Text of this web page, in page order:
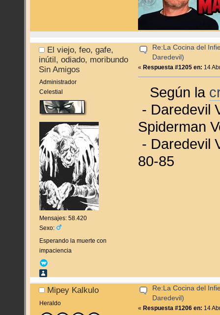
El viejo, feo, gafe,
inútil, odiado, moribundo
Sin Amigos
Administrador
Celestial
Mensajes: 58.420
Sexo:
Esperando la muerte con
impaciencia
Re:La Cocina del
Daredevil)
« Respuesta #1205 en: 14
Según la
- Daredevil
Spiderman
- Daredevil
80-85
Mipey Kalkulo
Heraldo
Re:La Cocina del
Daredevil)
«Respuesta #1206 en: 14